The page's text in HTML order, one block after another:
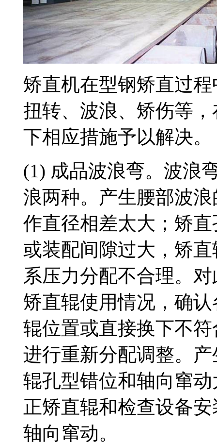
矫直机在型钢矫直过
扭转、波浪、矫伤等
下相应措施予以解决。
(1) 成品波浪弯。波浪
浪两种。产生腰部波
作直径相差太大；矫
或装配间隙过大，矫
系压力分配不合理。
矫直辊使用情况，确
辊位置或直接换下不
进行重新分配调整。
辊孔型错位和轴向窜
正矫直辊和检查设备
轴向窜动。